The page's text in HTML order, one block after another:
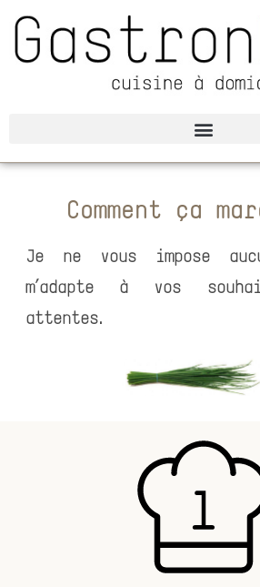
Comment ça
Je ne vous impose
m’adapte à vos
attentes.